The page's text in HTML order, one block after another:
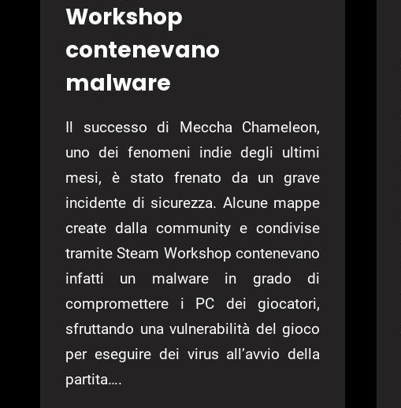
Workshop
contenevano
malware
Il successo di Meccha Chameleon,
uno dei fenomeni indie degli ultimi
mesi, è stato frenato da un grave
incidente di sicurezza. Alcune mappe
create dalla community e condivise
tramite Steam Workshop contenevano
infatti un malware in grado di
compromettere i PC dei giocatori,
sfruttando una vulnerabilità del gioco
per eseguire dei virus all’avvio della
partita….